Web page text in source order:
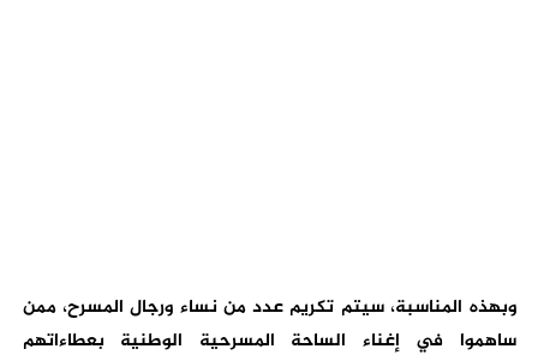
وبهذه المناسبة، سيتم تكريم عدد من نساء ورجال المسرح، ممن
ساهموا في إغناء الساحة المسرحية الوطنية بعطاءاتهم